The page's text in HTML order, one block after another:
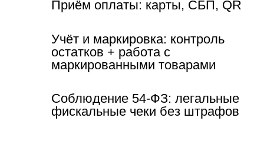
Приём оплаты: карты, СБП, QR
Учёт и маркировка: контроль
остатков + работа с
маркированными товарами
Соблюдение 54-ФЗ: легальные
фискальные чеки без штрафов